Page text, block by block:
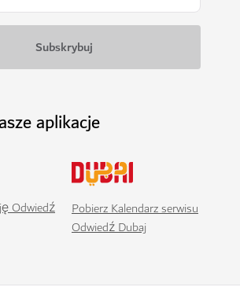
aplikacje
Odwiedź
Pobierz Kalendarz serwisu
Odwiedź Dubaj